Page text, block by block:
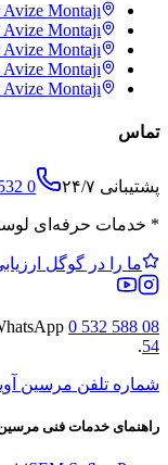
Avize Montajı
Avize Montajı
Avize Montajı
Avize Montajı
Avize Montajı
تماس
پشتیبانی ۲۴/۷ 0 532 588 08 54
* خدمات حرفه‌ای
ما را در گوگل
0 532 588 08
54
.
شماره تلفن مرسین
راهنمای خدمات فنی